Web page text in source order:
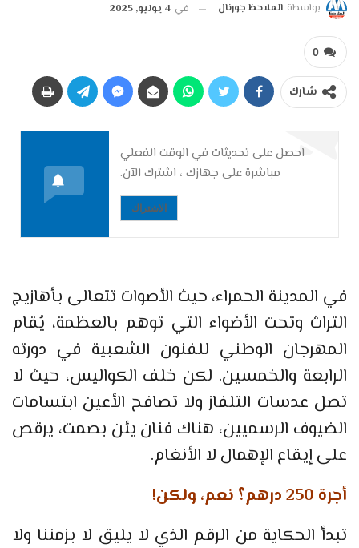
بواسطة الملاحظ جورنال في 4 يوليو, 2025
0
شارك
احصل على تحديثات في الوقت الفعلي
مباشرة على جهازك ، اشترك الآن.
الاشتراك
في المدينة الحمراء، حيث الأصوات تتعالى بأهازيج
التراث وتحت الأضواء التي توهم بالعظمة، يُقام
المهرجان الوطني للفنون الشعبية في دورته
الرابعة والخمسين. لكن خلف الكواليس، حيث لا
تصل عدسات التلفاز ولا تصافح الأعين ابتسامات
الضيوف الرسميين، هناك فنان يئن بصمت، يرقص
على إيقاع الإهمال لا الأنغام.
أجرة 250 درهم؟ نعم، ولكن!
تبدأ الحكاية من الرقم الذي لا يليق لا بزمننا ولا